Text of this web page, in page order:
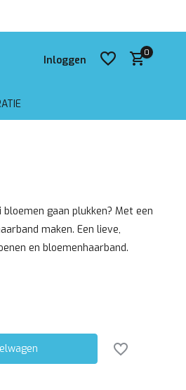
Inloggen
0
gaan plukken? Met een
maken. Een lieve,
en bloemenhaarband.